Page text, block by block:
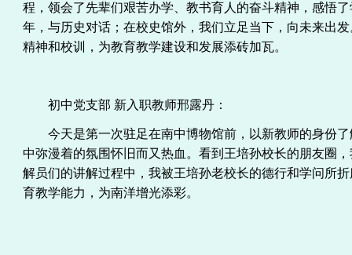
程，领会了先辈们艰苦办学、教书育人的奋斗精神，感悟
年，与历史对话；在校史馆外，我们立足当下，向未来出
精神和校训，为教育教学建设和发展添砖加瓦。
初中党支部 新入职教师邢露丹：
今天是第一次驻足在南中博物馆前，以新教师的身份
中弥漫着的氛围怀旧而又热血。看到王培孙校长的朋友圈
解员们的讲解过程中，我被王培孙老校长的德行和学问所
育教学能力，为南洋增光添彩。